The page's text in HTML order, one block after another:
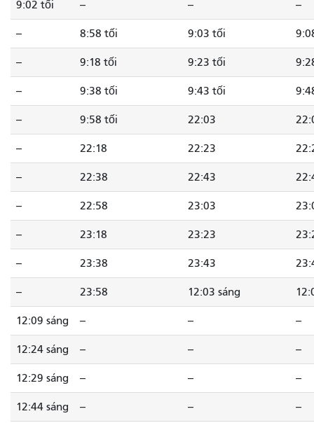
9:02 tối -- -- --
-- 8:58 tối 9:03 tối
-- 9:18 tối 9:23 tối
-- 9:38 tối 9:43 tối
-- 9:58 tối 22:03
-- 22:18 22:23
-- 22:38 22:43
-- 22:58 23:03
-- 23:18 23:23
-- 23:38 23:43
-- 23:58 12:03 sáng
12:09 sáng -- -- --
12:24 sáng -- -- --
12:29 sáng -- -- --
12:44 sáng -- -- --